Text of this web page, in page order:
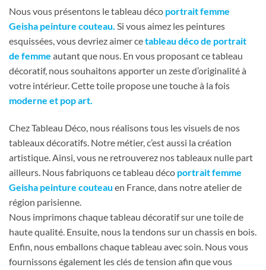
Nous vous présentons le tableau déco portrait femme
Geisha peinture couteau. Si vous aimez les peintures
esquissées, vous devriez aimer cetableau déco de portrait
de femme autant que nous. En vous proposant ce tableau
décoratif, nous souhaitons apporter un zeste d’originalité à
votre intérieur. Cette toile propose une touche à la fois
moderne et pop art.
Chez Tableau Déco, nous réalisons tous les visuels de nos
tableaux décoratifs. Notre métier, c’est aussi la création
artistique. Ainsi, vous ne retrouverez nos tableaux nulle part
ailleurs. Nous fabriquons ce tableau déco portrait femme
Geisha peinture couteau en France, dans notre atelier de
région parisienne.
Nous imprimons chaque tableau décoratif sur une toile de
haute qualité. Ensuite, nous la tendons sur un chassis en bois.
Enfin, nous emballons chaque tableau avec soin. Nous vous
fournissons également les clés de tension afin que vous